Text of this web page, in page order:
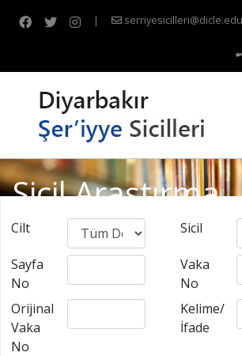
|
Sicil Araştırma
Cilt Sicil
Sayfa
No
Vaka
No
Orijinal
Vaka
No
Kelime/
İfade